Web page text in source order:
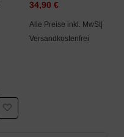
34,90 €
Alle Preise inkl. MwSt|
Versandkostenfrei